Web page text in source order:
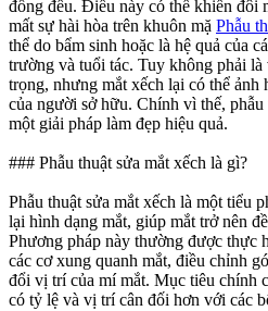
đồng đều. Điều này có thể khiến đôi
mất sự hài hòa trên khuôn mặ Phẫu
thể do bẩm sinh hoặc là hệ quả của
trường và tuổi tác. Tuy không phải là
trọng, nhưng mắt xếch lại có thể
của người sở hữu. Chính vì thế,
một giải pháp làm đẹp hiệu quả.
### Phẫu thuật sửa mắt xếch là gì?
Phẫu thuật sửa mắt xếch là một tiểu
lại hình dạng mắt, giúp mắt trở nên
Phương pháp này thường được thực
các cơ xung quanh mắt, điều chỉnh
đổi vị trí của mí mắt. Mục tiêu chính
có tỷ lệ và vị trí cân đối hơn với các